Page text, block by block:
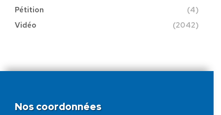
Pétition
(4)
Vidéo
(2042)
Nos coordonnées